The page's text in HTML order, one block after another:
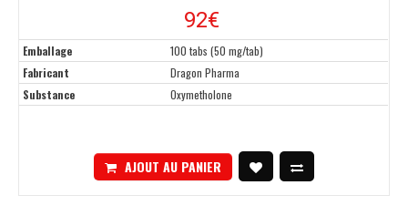
92€
Emballage
100 tabs (50 mg/tab)
Fabricant
Dragon Pharma
Substance
Oxymetholone
AJOUT AU PANIER